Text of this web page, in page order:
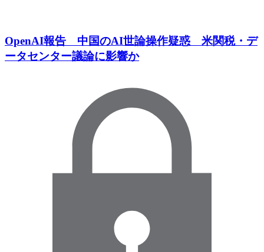
OpenAI報告 中国のAI世論操作疑惑 米関税・デ
ータセンター議論に影響か